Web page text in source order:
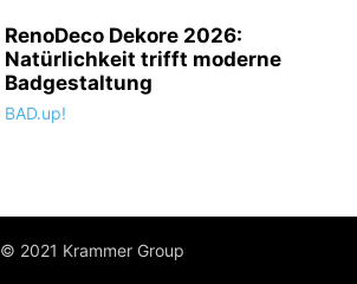
RenoDeco Dekore 2026:
Natürlichkeit trifft moderne
Badgestaltung
BAD.up!
© 2021 Krammer Group